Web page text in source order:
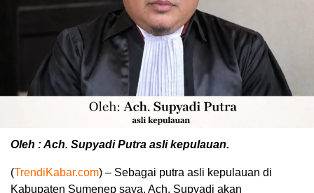
Oleh : Ach. Supyadi Putra asli kepulauan.
(TrendiKabar.com) – Sebagai putra asli kepulauan di
Kabupaten Sumenep saya, Ach. Supyadi akan